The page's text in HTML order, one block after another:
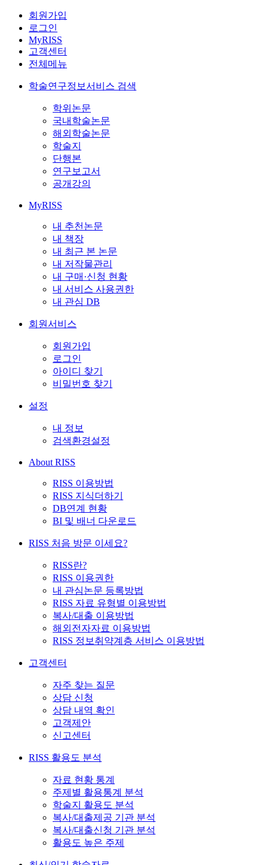
회원가입
로그인
MyRISS
고객센터
전체메뉴
학술연구정보서비스 검색
학위논문
국내학술논문
해외학술논문
학술지
단행본
연구보고서
공개강의
MyRISS
내 추천논문
내 책장
내 최근 본 논문
내 저작물관리
내 구매·신청 현황
내 서비스 사용권한
내 관심 DB
회원서비스
회원가입
로그인
아이디 찾기
비밀번호 찾기
설정
내 정보
검색환경설정
About RISS
RISS 이용방법
RISS 지식더하기
DB연계 현황
BI 및 배너 다운로드
RISS 처음 방문 이세요?
RISS란?
RISS 이용권한
내 관심논문 등록방법
RISS 자료 유형별 이용방법
복사/대출 이용방법
해외전자자료 이용방법
RISS 정보취약계층 서비스 이용방법
고객센터
자주 찾는 질문
상담 신청
상담 내역 확인
고객제안
신고센터
RISS 활용도 분석
자료 현황 통계
주제별 활용통계 분석
학술지 활용도 분석
복사/대출제공 기관 분석
복사/대출신청 기관 분석
활용도 높은 주제